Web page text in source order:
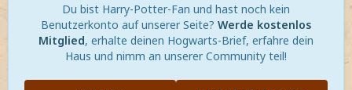
Du bist Harry-Potter-Fan und hast noch kein
Benutzerkonto auf unserer Seite? Werde kostenlos
Mitglied, erhalte deinen Hogwarts-Brief, erfahre dein
Haus und nimm an unserer Community teil!